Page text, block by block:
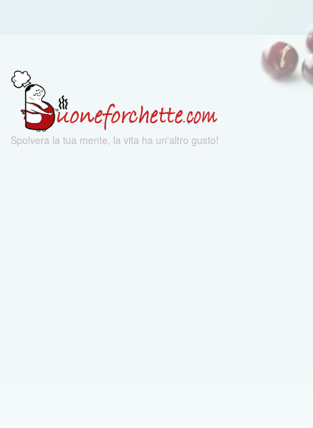
Spolvera la tua mente, la vita ha un'altro gusto!